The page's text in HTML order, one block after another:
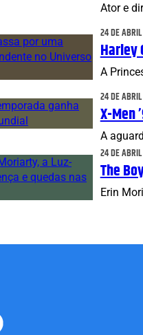
Ator e
24 DE
Harley
A
24 DE
X-Men
A
24 DE
The
Erin